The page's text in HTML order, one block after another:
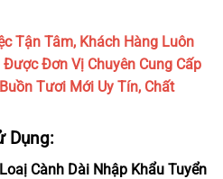
Tận Tâm, Khách Hàng Luôn
Đơn Vị Chuyên Cung Cấp
Tươi Mới Uy Tín, Chất
Dụng:
Cành Dài Nhập Khẩu Tuyển